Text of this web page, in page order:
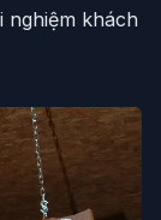
nghiệm khách